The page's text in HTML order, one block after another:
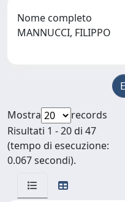
Nome completo
MANNUCCI, FILIPPO
Mostra
records
Risultati 1 - 20 di 47
(tempo di esecuzione:
0.067 secondi).